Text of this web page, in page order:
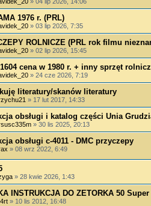
1976 r. (PRL)
» 03 lip 2026, 7:35
ROLNICZE (PRL rok filmu
» 02 lip 2026, 15:45
cena w 1980 r. + inny sprzęt
» 24 cze 2026, 7:19
literatury/skanów literatury
» 17 lut 2017, 14:33
obsługi i katalog części Unia
» 30 lis 2025, 20:13
obsługi c-4011 - DMC przyczepy
» 08 wrz 2022, 6:49
» 28 kwie 2026, 1:43
INSTRUKCJA DO ZETORKA 50 Super
» 10 lis 2012, 16:48